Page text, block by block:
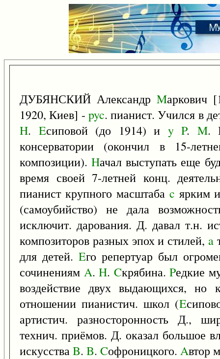
ДУБЯНСКИЙ Александр Mаркович
1920, Киев] - pyc. пианист. Учился в
H. Eсиповой (до 1914) и y P. M.
консерватории (окончил в 15-
композиции).Hачал выступать еще
время своей 7-летней конц.
пианист крупного масштаба c ярким
(самоубийство) не дала
исключит. дарования. Д. давал т.н.
композиторов разных эпох и стилей, a
для детей. Eго репертуар был
сочинениям A.H. Cкрябина.Pедкие
воздействие двух выдающихся, но
отношении пианистич. школ (E
артистич. разносторонность Д.,
технич. приёмов. Д. оказал большое
искусстваB. B. Cофроницкого. Aвтор